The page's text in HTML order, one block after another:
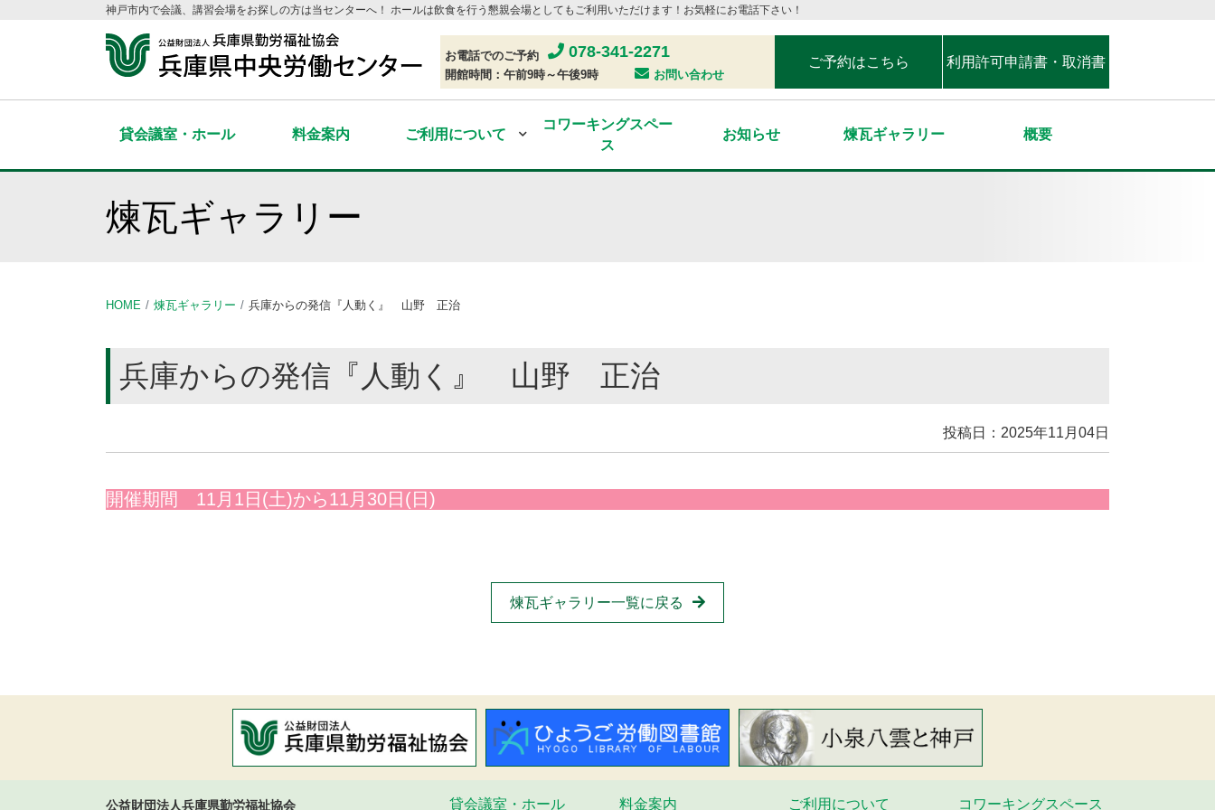
神戸市内で会議、講習会場をお探しの方は当センターへ！ ホールは飲食を行う懇親会場としてもご利用いただけます！お気軽にお電話下さい！
お電話でのご予約 078-341-2271
開館時間：午前9時～午後9時 お問い合わせ
ご予約はこちら 利用許可申請書・取消書
貸会議室・ホール 料金案内 ご利⽤について
コワーキングスペー
ス
お知らせ 煉瓦ギャラリー 概要
煉瓦ギャラリー
HOME 煉瓦ギャラリー 兵庫からの発信『人動く』 山野 正治
兵庫からの発信『人動く』 山野 正治
投稿日：2025年11月04日
開催期間 11月1日(土)から11月30日(日)
煉瓦ギャラリー一覧に戻る
貸会議室・ホール 料金案内 ご利⽤について コワーキングスペース
公益財団法人兵庫県勤労福祉協会